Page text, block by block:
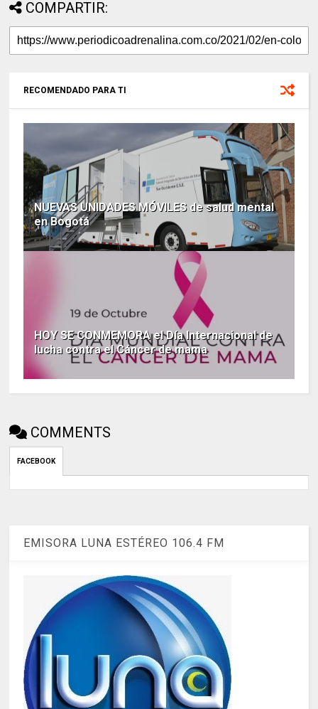
COMPARTIR:
RECOMENDADO PARA TI
NUEVAS UNIDADES MÓVILES de salud mental
en Bogotá
HOY SE CONMEMORA el Día Internacional de
lucha contra el Cáncer de mama
COMMENTS
FACEBOOK
EMISORA LUNA ESTÉREO 106.4 FM